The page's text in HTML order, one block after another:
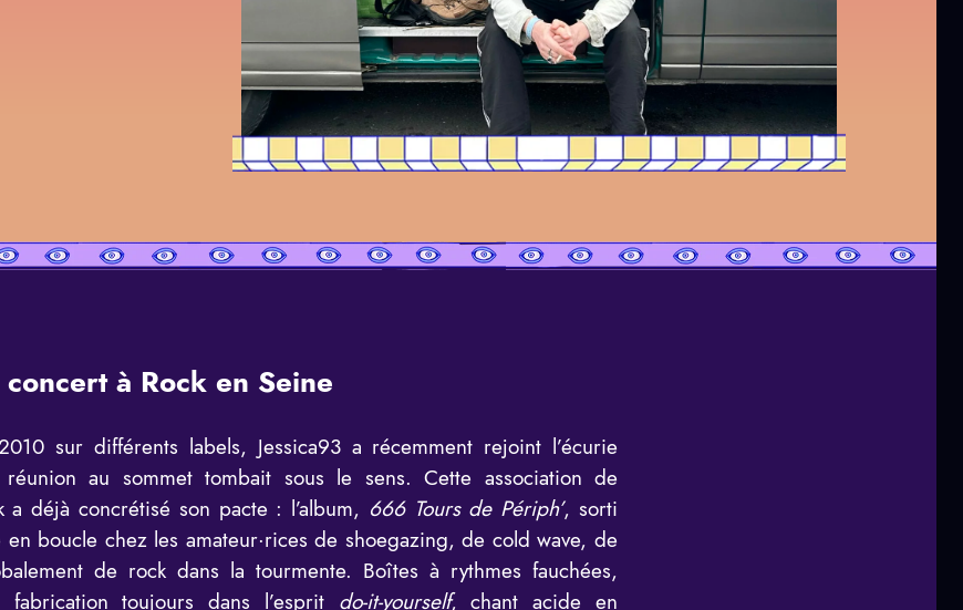
à Rock en Seine
sur différents labels, Jessica93 a récemment rejoint l’écurie
au sommet tombait sous le sens. Cette association de
déjà concrétisé son pacte : l’album, 666 Tours de Périph’, sorti
en boucle chez les amateur·rices de shoegazing, de cold wave, de
de rock dans la tourmente. Boîtes à rythmes fauchées,
fabrication toujours dans l’esprit do-it-yourself, chant acide en